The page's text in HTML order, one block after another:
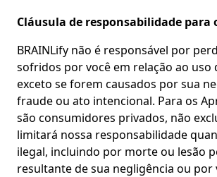
Cláusula de responsabilidade para
BRAINLify não é responsável por
sofridos por você em relação ao uso
exceto se forem causados por sua
fraude ou ato intencional. Para os
são consumidores privados, não
limitará nossa responsabilidade
ilegal, incluindo por morte ou lesão
resultante de sua negligência ou por